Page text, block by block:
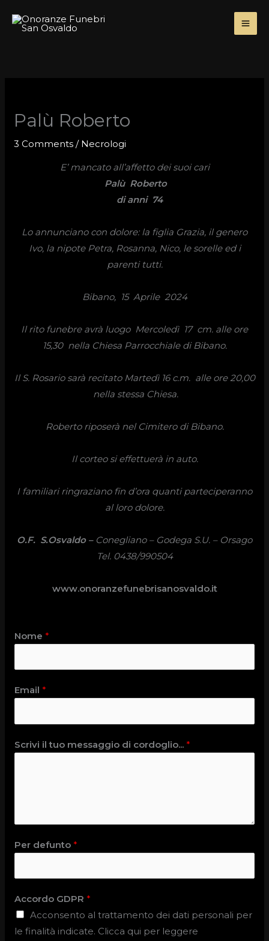
Palù Roberto
3 Comments / Necrologi
E’ mancato all’affetto dei suoi cari
Palù Roberto
di anni 74
Lo annunciano con dolore: la figlia Grazia, il genero
Ivo, la nipote Petra, Rosanna, Nico, le sorelle ed i
parenti tutti.
Bibano, 15 Aprile 2024
Il rito funebre avrà luogo Mercoledì 17 cm. alle ore
15,30nella Chiesa Parrocchiale di Bibano.
Il S. Rosario sarà recitato Martedì 16 c.m. alle ore 20,00
nella stessa Chiesa.
Roberto riposerà nel Cimitero di Bibano.
Il corteo si effettuerà in auto.
I familiari ringraziano fin d’ora quanti parteciperanno
al loro dolore.
O.F. S.Osvaldo – Conegliano – Godega S.U. – Orsago
Tel. 0438/990504
www.onoranzefunebrisanosvaldo.it
Nome*
Email*
Scrivi il tuo messaggio di cordoglio...*
Per defunto*
Accordo GDPR*
Acconsento al trattamento dei dati personali per
le finalità indicate. Clicca qui per leggere